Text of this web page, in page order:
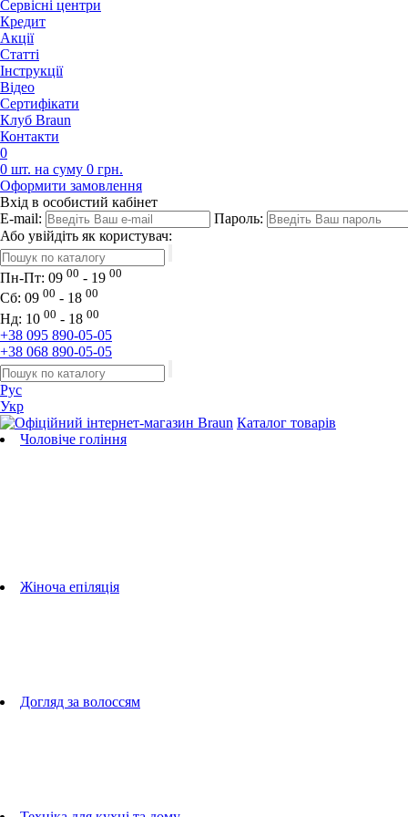
Сервісні центри
Кредит
Акції
Статті
Iнструкції
Відео
Сертифікати
Клуб Braun
Контакти
0
0 шт. на суму 0 грн.
Оформити замовлення
Вхід в особистий кабінет
E-mail:
Пароль:
Або увійдіть як користувач:
Пн-Пт: 09 00 - 19 00
Сб: 09 00 - 18 00
Нд: 10 00 - 18 00
+38 095 890-05-05
+38 068 890-05-05
Рус
Укр
Каталог товарів
Чоловіче гоління
Жіноча епіляція
Догляд за волоссям